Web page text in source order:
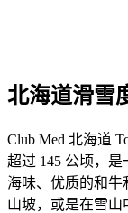
北海道滑雪
Club Med 北海道
超过 145 公顷，
海味、优质的和牛
山坡，或是在雪山